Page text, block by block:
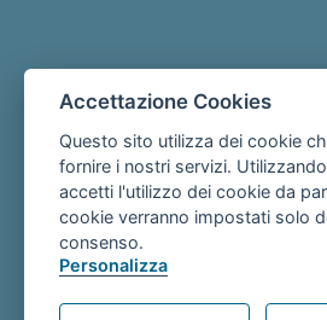
Accettazione Cookies
Questo sito utilizza dei cookie
fornire i nostri servizi.
accetti l'utilizzo dei cookie da
cookie verranno impostati solo
consenso.
Personalizza